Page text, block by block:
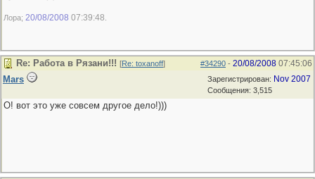
Лора; 20/08/2008 07:39:48
#34290 - 20/08/2008 07:45:06
Re: Работа в Рязани!!! [Re: toxanoff]
Зарегистрирован: Nov 2007
Сообщения: 3,515
Mars
О! вот это уже совсем другое дело!)))